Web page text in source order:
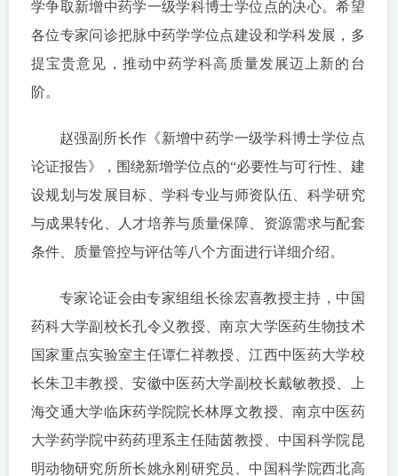
学争取新增中药学一级学科博士学位点的决心。希望
各位专家问诊把脉中药学学位点建设和学科发展，多
提宝贵意见，推动中药学科高质量发展迈上新的台
阶。
赵强副所长作《新增中药学一级学科博士学位点
论证报告》，围绕新增学位点的“必要性与可行性、建
设规划与发展目标、学科专业与师资队伍、科学研究
与成果转化、人才培养与质量保障、资源需求与配套
条件、质量管控与评估等八个方面进行详细介绍。
专家论证会由专家组组长徐宏喜教授主持，中国
药科大学副校长孔令义教授、南京大学医药生物技术
国家重点实验室主任谭仁祥教授、江西中医药大学校
长朱卫丰教授、安徽中医药大学副校长戴敏教授、上
海交通大学临床药学院院长林厚文教授、南京中医药
大学药学院中药药理系主任陆茵教授、中国科学院昆
明动物研究所所长姚永刚研究员、中国科学院西北高